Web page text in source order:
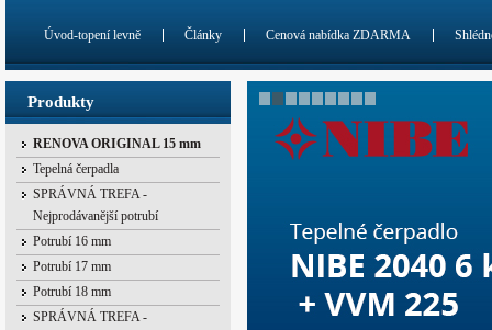
Produkty
RENOVA ORIGINAL 15 mm
Tepelná čerpadla
SPRÁVNÁ TREFA -
Nejprodávanější potrubí
Potrubí 16 mm
Potrubí 17 mm
Potrubí 18 mm
SPRÁVNÁ TREFA -
Úvod-topení levně Články Cenová nabídka ZDARMA